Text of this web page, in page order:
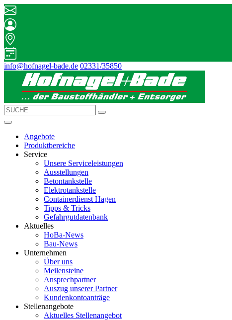
info@hofnagel-bade.de 02331/35850
Angebote
Produktbereiche
Service
Unsere Serviceleistungen
Ausstellungen
Betontankstelle
Elektrotankstelle
Containerdienst Hagen
Tipps & Tricks
Gefahrgutdatenbank
Aktuelles
HoBa-News
Bau-News
Unternehmen
Über uns
Meilensteine
Ansprechpartner
Auszug unserer Partner
Kundenkontoanträge
Stellenangebote
Aktuelles Stellenangebot